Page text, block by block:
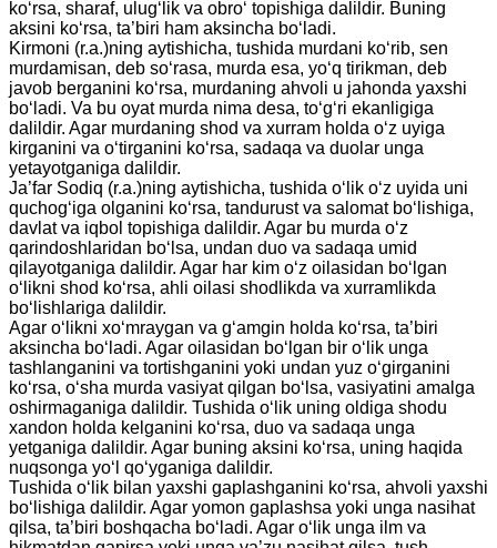
ko‘rsa, sharaf, ulug‘lik va obro‘ topishiga dalildir. Buning
aksini ko‘rsa, ta’biri ham aksincha bo‘ladi.
Kirmoni (r.a.)ning aytishicha, tushida murdani ko‘rib, sen
murdamisan, deb so‘rasa, murda esa, yo‘q tirikman, deb
javob berganini ko‘rsa, murdaning ahvoli u jahonda yaxshi
bo‘ladi. Va bu oyat murda nima desa, to‘g‘ri ekanligiga
dalildir. Agar murdaning shod va xurram holda o‘z uyiga
kirganini va o‘tirganini ko‘rsa, sadaqa va duolar unga
yetayotganiga dalildir.
Ja’far Sodiq (r.a.)ning aytishicha, tushida o‘lik o‘z uyida uni
quchog‘iga olganini ko‘rsa, tandurust va salomat bo‘lishiga,
davlat va iqbol topishiga dalildir. Agar bu murda o‘z
qarindoshlaridan bo‘lsa, undan duo va sadaqa umid
qilayotganiga dalildir. Agar har kim o‘z oilasidan bo‘lgan
o‘likni shod ko‘rsa, ahli oilasi shodlikda va xurramlikda
bo‘lishlariga dalildir.
Agar o‘likni xo‘mraygan va g‘amgin holda ko‘rsa, ta’biri
aksincha bo‘ladi. Agar oilasidan bo‘lgan bir o‘lik unga
tashlanganini va tortishganini yoki undan yuz o‘girganini
ko‘rsa, o‘sha murda vasiyat qilgan bo‘lsa, vasiyatini amalga
oshirmaganiga dalildir. Tushida o‘lik uning oldiga shodu
xandon holda kelganini ko‘rsa, duo va sadaqa unga
yetganiga dalildir. Agar buning aksini ko‘rsa, uning haqida
nuqsonga yo‘l qo‘yganiga dalildir.
Tushida o‘lik bilan yaxshi gaplashganini ko‘rsa, ahvoli yaxshi
bo‘lishiga dalildir. Agar yomon gaplashsa yoki unga nasihat
qilsa, ta’biri boshqacha bo‘ladi. Agar o‘lik unga ilm va